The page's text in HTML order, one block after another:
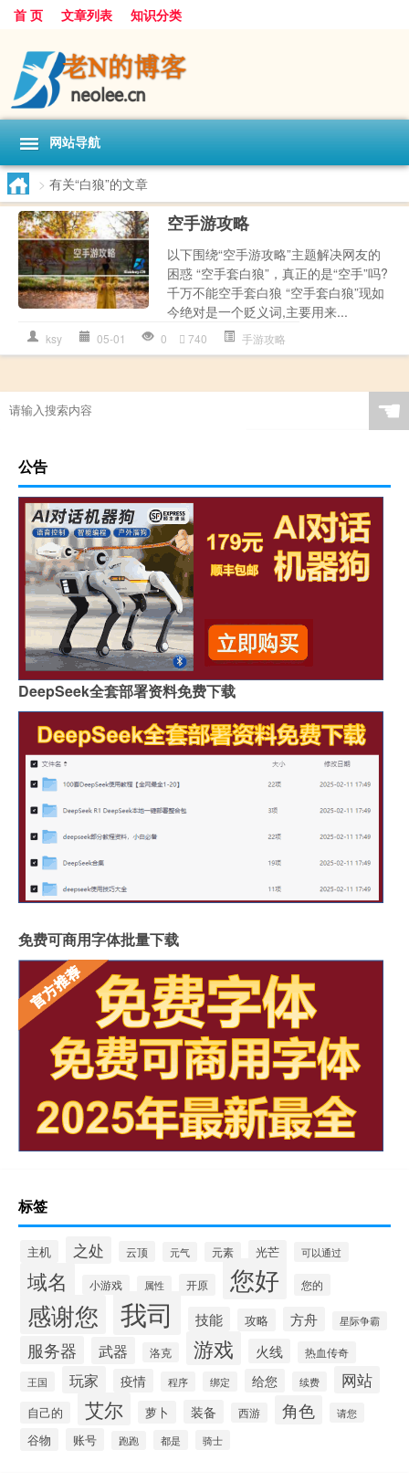
首 页 文章列表 知识分类
网站导航
> 有关“白狼”的文章
空手游攻略
以下围绕“空手游攻略”主题解决网友的
困惑 “空手套白狼”，真正的是“空手”吗?
千万不能空手套白狼 “空手套白狼”现如
今绝对是一个贬义词,主要用来...
ksy 05-01 0 740 手游攻略
☚
公告
DeepSeek全套部署资料免费下载
免费可商用字体批量下载
标签
主机 之处 云顶 元气 元素 光芒 可以通过
域名 小游戏 属性 开原 您好 您的
感谢您 我司 技能 攻略 方舟 星际争霸
服务器 武器 洛克 游戏 火线 热血传奇
王国 玩家 疫情 程序 绑定 给您 续费 网站
自己的 艾尔 萝卜 装备 西游 角色 请您
谷物 账号 跑跑 都是 骑士